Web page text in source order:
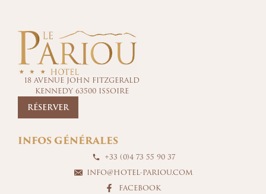
18 AVENUE JOHN FITZGERALD
KENNEDY 63500 ISSOIRE
RÉSERVER
INFOS GÉNÉRALES
+33 (0)4 73 55 90 37
INFO@HOTEL-PARIOU.COM
FACEBOOK